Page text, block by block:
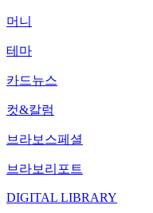
머니
테마
카드뉴스
컷&칼럼
브라보스페셜
브라보리포트
DIGITAL LIBRARY